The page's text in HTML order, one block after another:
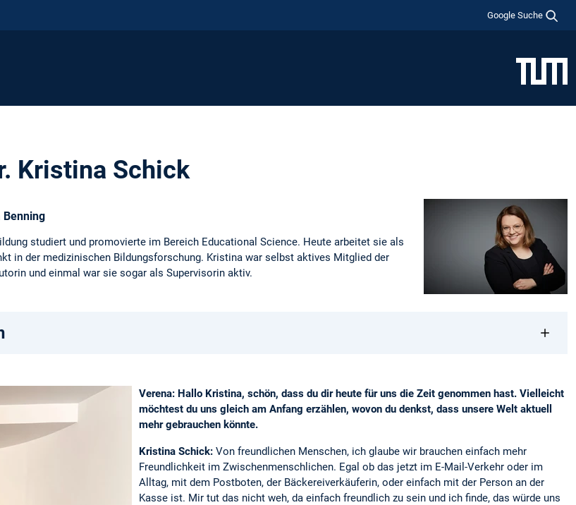
Google Suche
Kristina Schick
Benning
studiert und promovierte im Bereich Educational Science. Heute arbeitet sie als
in der medizinischen Bildungsforschung. Kristina war selbst aktives Mitglied der
und einmal war sie sogar als Supervisorin aktiv.
Verena: Hallo Kristina, schön, dass du dir heute für uns die Zeit genommen hast. Vielleicht
möchtest du uns gleich am Anfang erzählen, wovon du denkst, dass unsere Welt aktuell
mehr gebrauchen könnte.
Kristina Schick: Von freundlichen Menschen, ich glaube wir brauchen einfach mehr
Freundlichkeit im Zwischenmenschlichen. Egal ob das jetzt im E-Mail-Verkehr oder im
Alltag, mit dem Postboten, der Bäckereiverkäuferin, oder einfach mit der Person an der
Kasse ist. Mir tut das nicht weh, da einfach freundlich zu sein und ich finde, das würde uns